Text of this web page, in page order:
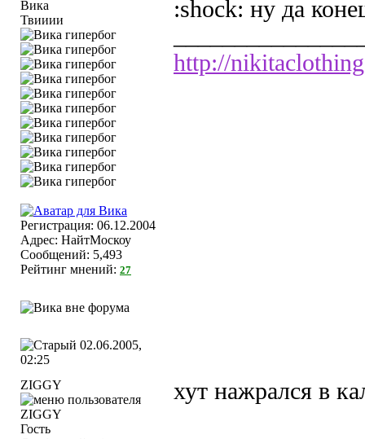
Твииии
Регистрация: 06.12.2004
Адрес: НайтМоскоу
Сообщений: 5,493
Рейтинг мнений: 27
:shock: ну да
http://
02.06.2005,
02:25
ZIGGY
Гость
хут нажрался в